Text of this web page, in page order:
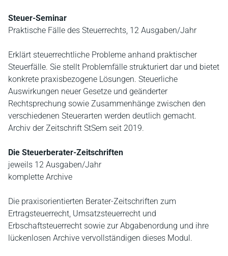
Steuer-Seminar
Praktische Fälle des Steuerrechts, 12 Ausgaben/Jahr
Erklärt steuerrechtliche Probleme anhand praktischer
Steuerfälle. Sie stellt Problemfälle strukturiert dar und bietet
konkrete praxisbezogene Lösungen. Steuerliche
Auswirkungen neuer Gesetze und geänderter
Rechtsprechung sowie Zusammenhänge zwischen den
verschiedenen Steuerarten werden deutlich gemacht.
Archiv der Zeitschrift StSem seit 2019.
Die Steuerberater-Zeitschriften
jeweils 12 Ausgaben/Jahr
komplette Archive
Die praxisorientierten Berater-Zeitschriften zum
Ertragsteuerrecht, Umsatzsteuerrecht und
Erbschaftsteuerrecht sowie zur Abgabenordung und ihre
lückenlosen Archive vervollständigen dieses Modul.